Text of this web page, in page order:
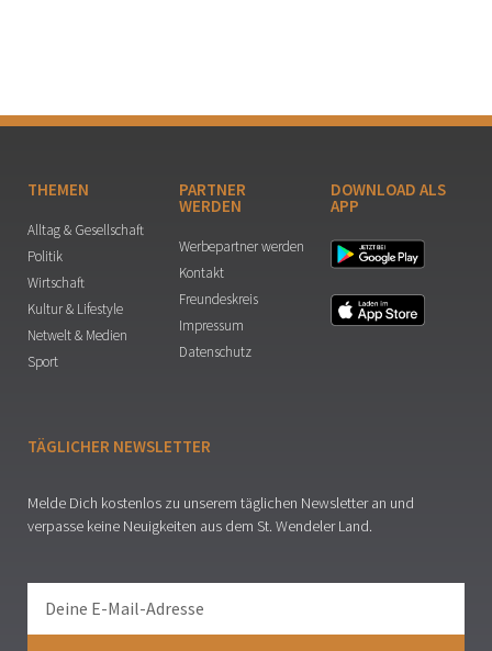
THEMEN
Alltag & Gesellschaft
Politik
Wirtschaft
Kultur & Lifestyle
Netwelt & Medien
Sport
PARTNER
WERDEN
Werbepartner werden
Kontakt
Freundeskreis
Impressum
Datenschutz
DOWNLOAD ALS
APP
TÄGLICHER NEWSLETTER
Melde Dich kostenlos zu unserem täglichen Newsletter an und
verpasse keine Neuigkeiten aus dem St. Wendeler Land.